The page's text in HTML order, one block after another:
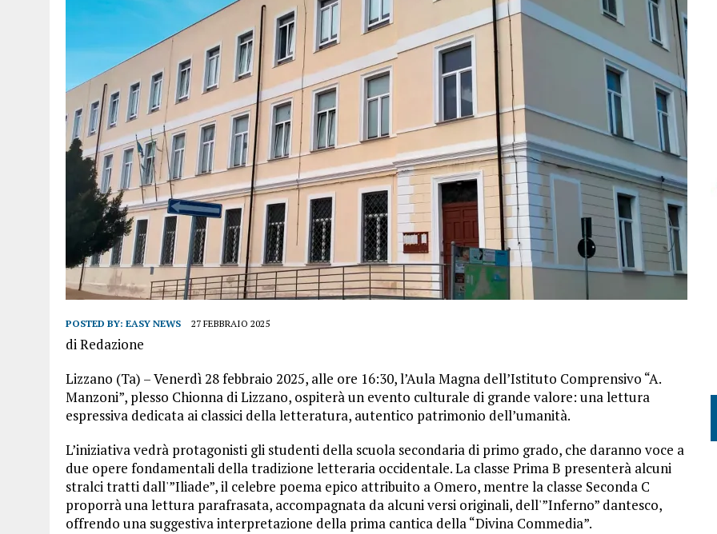
POSTED BY: EASY NEWS 27 FEBBRAIO 2025
di Redazione
Lizzano (Ta) – Venerdì 28 febbraio 2025, alle ore 16:30, l’Aula Magna dell’Istituto Comprensivo “A.
Manzoni”, plesso Chionna di Lizzano, ospiterà un evento culturale di grande valore: una lettura
espressiva dedicata ai classici della letteratura, autentico patrimonio dell’umanità.
L’iniziativa vedrà protagonisti gli studenti della scuola secondaria di primo grado, che daranno voce a
due opere fondamentali della tradizione letteraria occidentale. La classe Prima B presenterà alcuni
stralci tratti dall'”Iliade”, il celebre poema epico attribuito a Omero, mentre la classe Seconda C
proporrà una lettura parafrasata, accompagnata da alcuni versi originali, dell'”Inferno” dantesco,
offrendo una suggestiva interpretazione della prima cantica della “Divina Commedia”.